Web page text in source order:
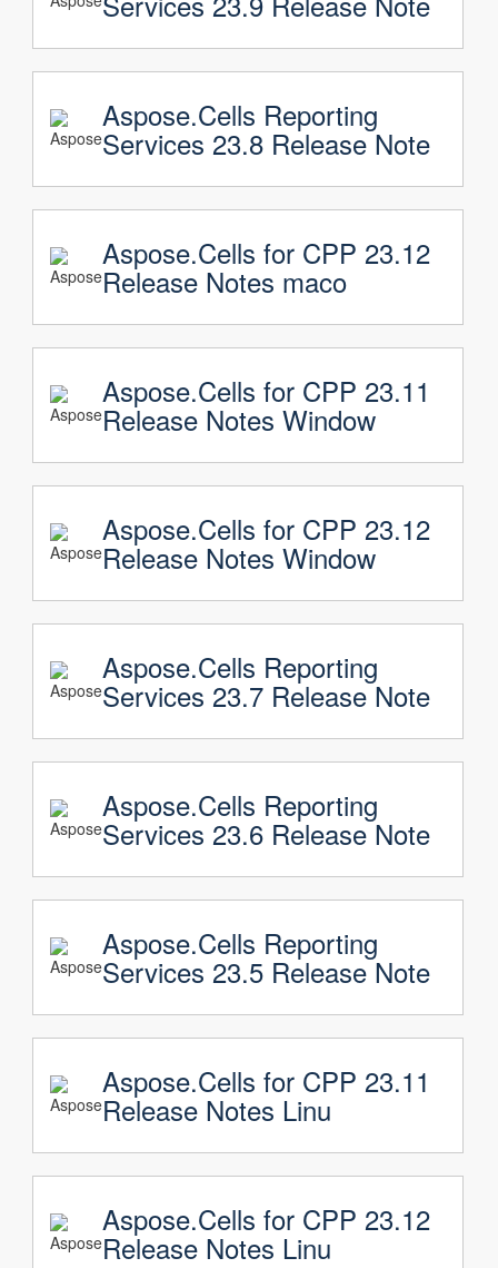
Aspose.Cells Reporting
Services 23.8 Release Note
Aspose.Cells for CPP 23.12
Release Notes maco
Aspose.Cells for CPP 23.11
Release Notes Window
Aspose.Cells for CPP 23.12
Release Notes Window
Aspose.Cells Reporting
Services 23.7 Release Note
Aspose.Cells Reporting
Services 23.6 Release Note
Aspose.Cells Reporting
Services 23.5 Release Note
Aspose.Cells for CPP 23.11
Release Notes Linu
Aspose.Cells for CPP 23.12
Release Notes Linu